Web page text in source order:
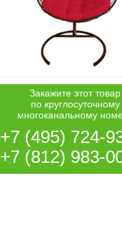
Закажите этот товар
по круглосуточному
многоканальному
+7 (495) 724-
+7 (812) 983-